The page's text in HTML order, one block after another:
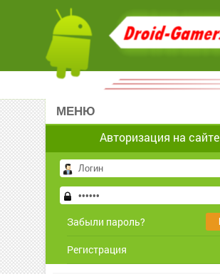
МЕНЮ
Авторизация на сайте
Забыли пароль?
Регистрация